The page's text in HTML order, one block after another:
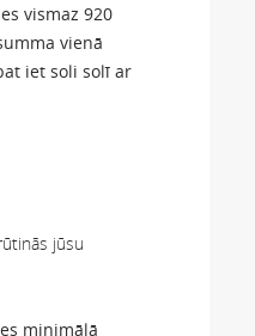
vismaz 920
vienā
iet soli solī ar
jūsu
minimālā